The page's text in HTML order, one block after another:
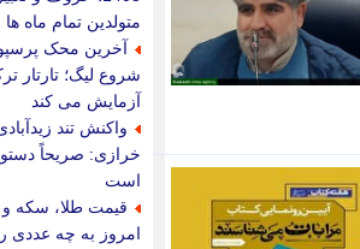
متولدین تمام ماه ها
آخرین محک
شروع لیگ؛ تارتار
آزمایش می کند
واکنش تند
خرازی: صریحاً
است
قیمت طلا، سکه و
امروز به چه عددی